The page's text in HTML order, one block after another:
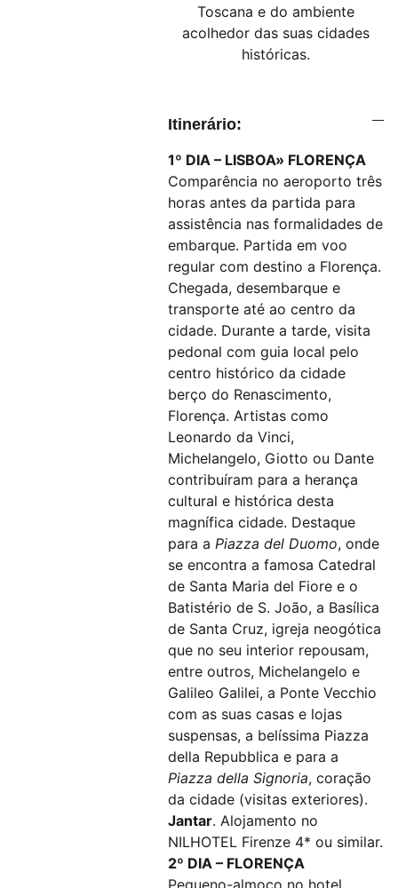
Toscana e do ambiente
acolhedor das suas cidades
históricas.
Itinerário:
1º DIA – LISBOA» FLORENÇA
Comparência no aeroporto três
horas antes da partida para
assistência nas formalidades de
embarque. Partida em voo
regular com destino a Florença.
Chegada, desembarque e
transporte até ao centro da
cidade. Durante a tarde, visita
pedonal com guia local pelo
centro histórico da cidade
berço do Renascimento,
Florença. Artistas como
Leonardo da Vinci,
Michelangelo, Giotto ou Dante
contribuíram para a herança
cultural e histórica desta
magnífica cidade. Destaque
para a Piazza del Duomo, onde
se encontra a famosa Catedral
de Santa Maria del Fiore e o
Batistério de S. João, a Basílica
de Santa Cruz, igreja neogótica
que no seu interior repousam,
entre outros, Michelangelo e
Galileo Galilei, a Ponte Vecchio
com as suas casas e lojas
suspensas, a belíssima Piazza
della Repubblica e para a
Piazza della Signoria, coração
da cidade (visitas exteriores).
Jantar. Alojamento no
NILHOTEL Firenze 4* ou similar.
2º DIA – FLORENÇA
Pequeno-almoço no hotel.